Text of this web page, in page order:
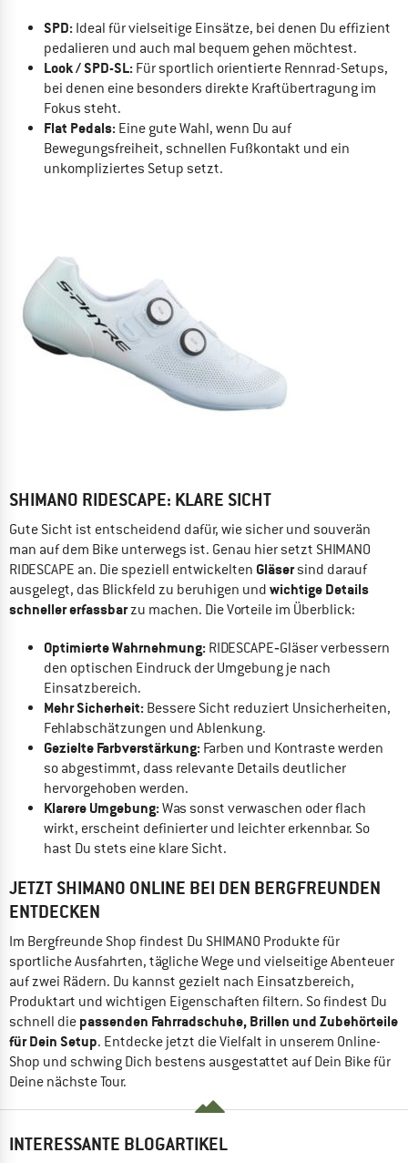
SPD:Ideal für vielseitige Einsätze, bei denen Du effizient
pedalieren und auch mal bequem gehen möchtest.
Look / SPD-SL:Für sportlich orientierte Rennrad-Setups,
bei denen eine besonders direkte Kraftübertragung im
Fokus steht.
Flat Pedals:Eine gute Wahl, wenn Du auf
Bewegungsfreiheit, schnellen Fußkontakt und ein
unkompliziertes Setup setzt.
SHIMANO RIDESCAPE: KLARE SICHT
Gute Sicht ist entscheidend dafür, wie sicher und souverän
man auf dem Bike unterwegs ist. Genau hier setzt SHIMANO
RIDESCAPE an. Die speziell entwickelten Gläsersind darauf
ausgelegt, das Blickfeld zu beruhigen und wichtige Details
schneller erfassbarzu machen. Die Vorteile im Überblick:
Optimierte Wahrnehmung:RIDESCAPE‑Gläser verbessern
den optischen Eindruck der Umgebung je nach
Einsatzbereich.
Mehr Sicherheit:Bessere Sicht reduziert Unsicherheiten,
Fehlabschätzungen und Ablenkung.
Gezielte Farbverstärkung:Farben und Kontraste werden
so abgestimmt, dass relevante Details deutlicher
hervorgehoben werden.
Klarere Umgebung:Was sonst verwaschen oder flach
wirkt, erscheint definierter und leichter erkennbar. So
hast Du stets eine klare Sicht.
JETZT SHIMANO ONLINE BEI DEN BERGFREUNDEN
ENTDECKEN
Im Bergfreunde Shop findest Du SHIMANO Produkte für
sportliche Ausfahrten, tägliche Wege und vielseitige Abenteuer
auf zwei Rädern. Du kannst gezielt nach Einsatzbereich,
Produktart und wichtigen Eigenschaften filtern. So findest Du
schnell die passenden Fahrradschuhe, Brillen und Zubehörteile
für Dein Setup. Entdecke jetzt die Vielfalt in unserem Online-
Shop und schwing Dich bestens ausgestattet auf Dein Bike für
Deine nächste Tour.
INTERESSANTE BLOGARTIKEL